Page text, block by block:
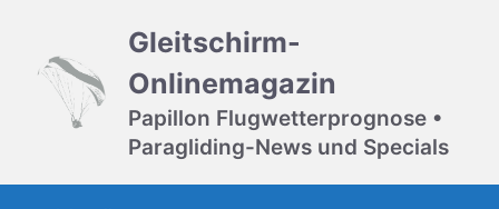
springen
Gleitschirm-
Onlinemagazin
Papillon Flugwetterprognose •
Paragliding-News und Specials